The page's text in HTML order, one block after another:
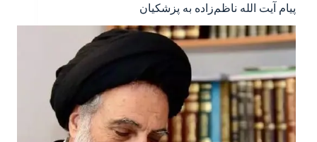
پیام آیت الله ناظم‌زاده به پزشکیان